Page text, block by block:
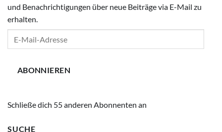
und Benachrichtigungen über neue Beiträge via E-Mail zu
erhalten.
ABONNIEREN
Schließe dich 55 anderen Abonnenten an
SUCHE